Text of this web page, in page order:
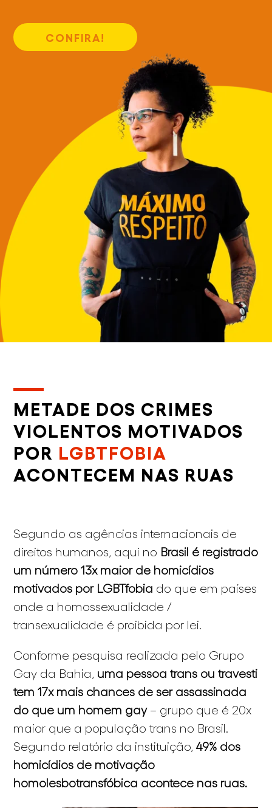
CONFIRA!
METADE DOS CRIMES
VIOLENTOS MOTIVADOS
POR LGBTFOBIA
ACONTECEM NAS RUAS
Segundo as agências internacionais de
direitos humanos, aqui no Brasil é registrado
um número 13x maior de homicídios
motivados por LGBTfobia do que em países
onde a homossexualidade /
transexualidade é proibida por lei.
Conforme pesquisa realizada pelo Grupo
Gay da Bahia, uma pessoa trans ou travesti
tem 17x mais chances de ser assassinada
do que um homem gay– grupo que é 20x
maior que a população trans no Brasil.
Segundo relatório da instituição,49% dos
homicídios de motivação
homolesbotransfóbica acontece nas ruas.